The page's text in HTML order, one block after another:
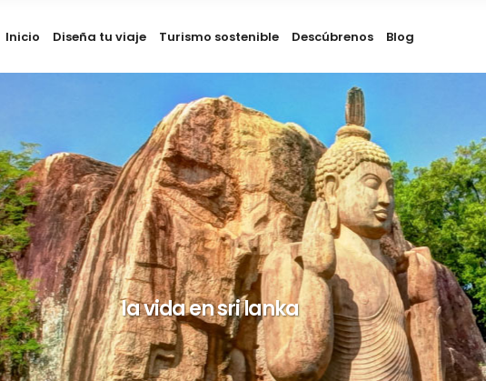
Inicio Diseña tu viaje Turismo sostenible Descúbrenos Blog
la vida en sri lanka